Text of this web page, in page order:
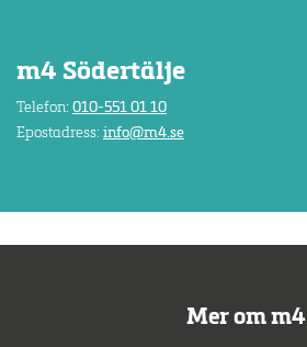
m4 Södertälje
Telefon: 010-551 01 10
Epostadress: info@m4.se
Mer om m4